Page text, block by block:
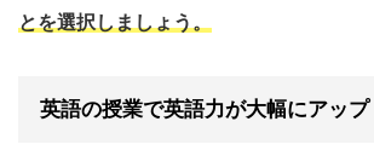
とを選択しましょう。
英語の授業で英語力が大幅にアップ